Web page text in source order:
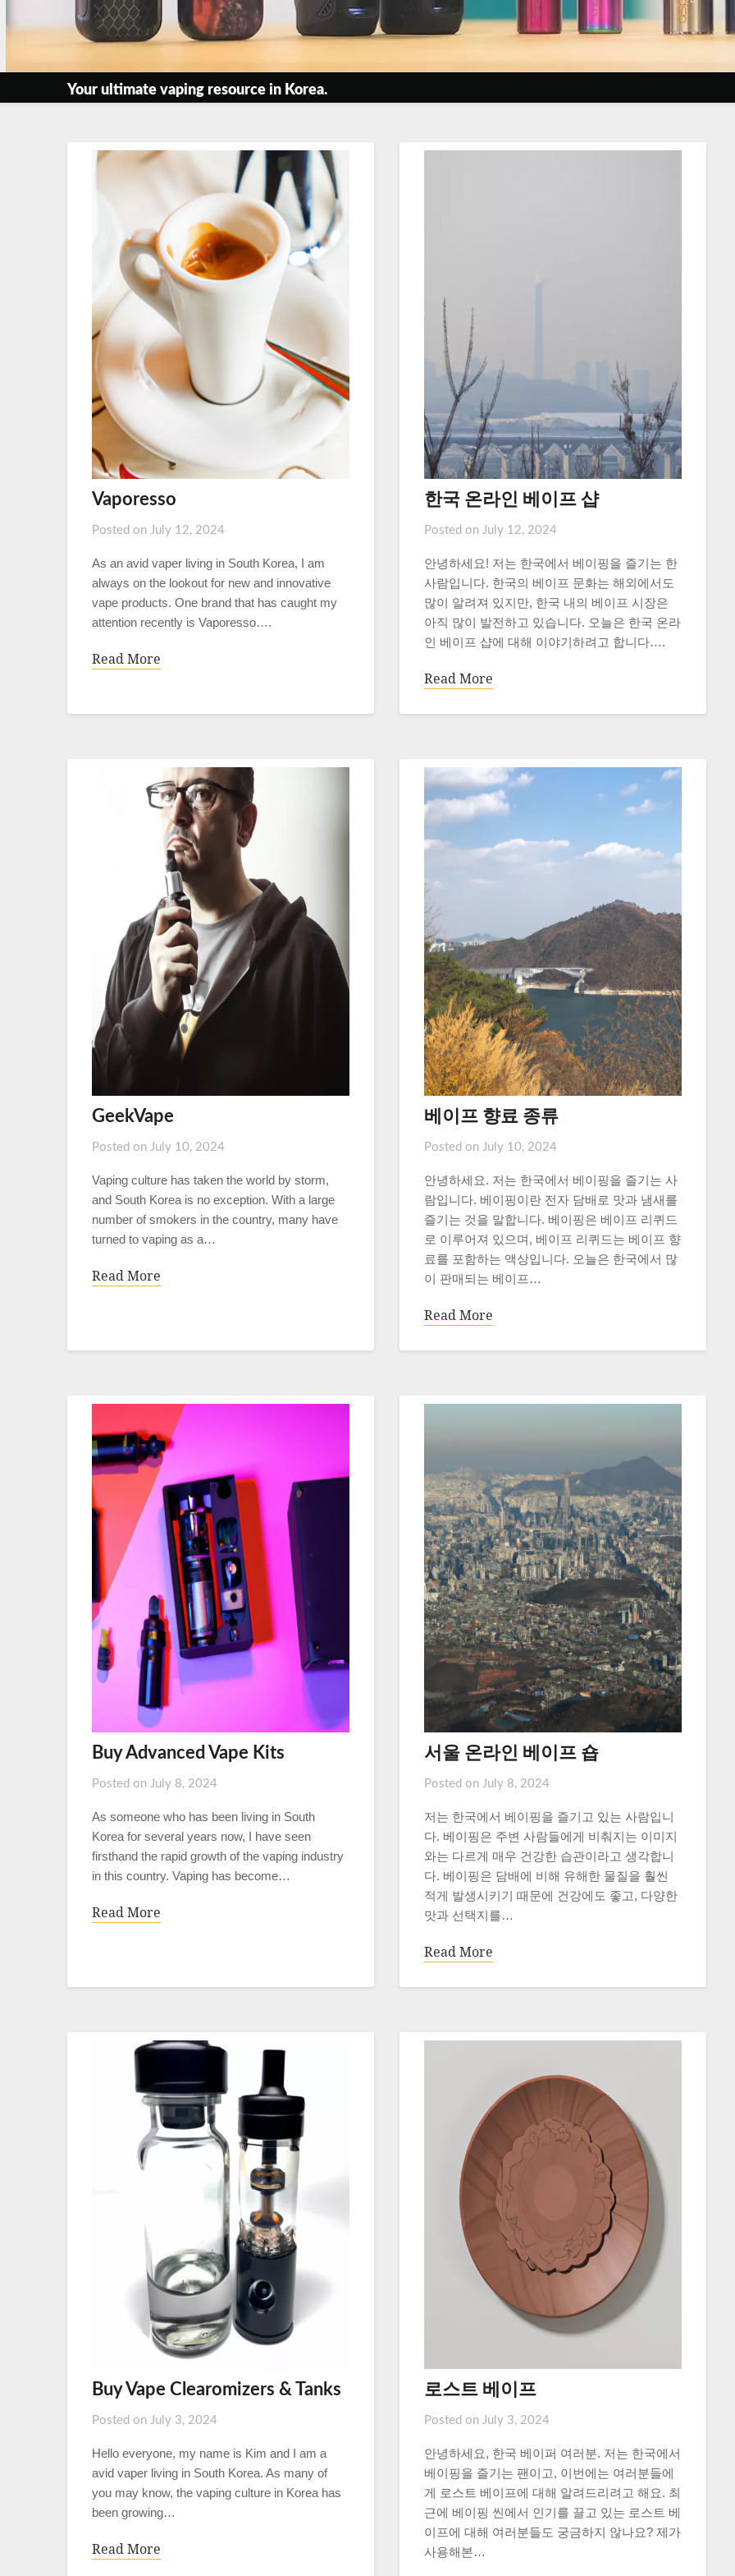
Your ultimate vaping resource in Korea.
Vaporesso
Posted on July 12, 2024
As an avid vaper living in South Korea, I am
always on the lookout for new and innovative
vape products. One brand that has caught my
attention recently is Vaporesso….
Read More
한국 온라인 베이프 샵
Posted on July 12, 2024
안녕하세요! 저는 한국에서 베이핑을 즐기는 한
사람입니다. 한국의 베이프 문화는 해외에서도
많이 알려져 있지만, 한국 내의 베이프 시장은
아직 많이 발전하고 있습니다. 오늘은 한국 온라
인 베이프 샵에 대해 이야기하려고 합니다….
Read More
GeekVape
Posted on July 10, 2024
Vaping culture has taken the world by storm,
and South Korea is no exception. With a large
number of smokers in the country, many have
turned to vaping as a…
Read More
베이프 향료 종류
Posted on July 10, 2024
안녕하세요. 저는 한국에서 베이핑을 즐기는 사
람입니다. 베이핑이란 전자 담배로 맛과 냄새를
즐기는 것을 말합니다. 베이핑은 베이프 리퀴드
로 이루어져 있으며, 베이프 리퀴드는 베이프 향
료를 포함하는 액상입니다. 오늘은 한국에서 많
이 판매되는 베이프…
Read More
Buy Advanced Vape Kits
Posted on July 8, 2024
As someone who has been living in South
Korea for several years now, I have seen
firsthand the rapid growth of the vaping industry
in this country. Vaping has become…
Read More
서울 온라인 베이프 숍
Posted on July 8, 2024
저는 한국에서 베이핑을 즐기고 있는 사람입니
다. 베이핑은 주변 사람들에게 비춰지는 이미지
와는 다르게 매우 건강한 습관이라고 생각합니
다. 베이핑은 담배에 비해 유해한 물질을 훨씬
적게 발생시키기 때문에 건강에도 좋고, 다양한
맛과 선택지를…
Read More
Buy Vape Clearomizers & Tanks
Posted on July 3, 2024
Hello everyone, my name is Kim and I am a
avid vaper living in South Korea. As many of
you may know, the vaping culture in Korea has
been growing…
Read More
로스트 베이프
Posted on July 3, 2024
안녕하세요, 한국 베이퍼 여러분. 저는 한국에서
베이핑을 즐기는 팬이고, 이번에는 여러분들에
게 로스트 베이프에 대해 알려드리려고 해요. 최
근에 베이핑 씬에서 인기를 끌고 있는 로스트 베
이프에 대해 여러분들도 궁금하지 않나요? 제가
사용해본…